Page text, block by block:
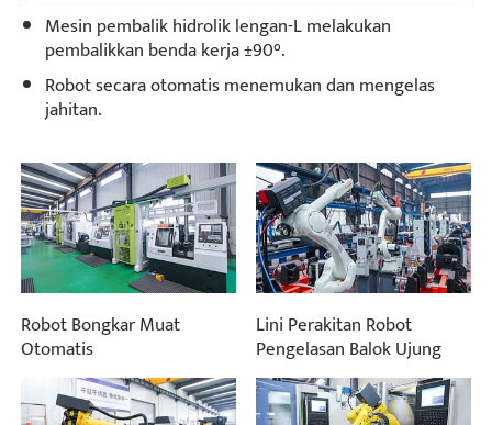
Mesin pembalik hidrolik lengan-L melakukan
pembalikkan benda kerja ±90°.
Robot secara otomatis menemukan dan mengelas
jahitan.
Robot Bongkar Muat
Otomatis
Lini Perakitan Robot
Pengelasan Balok Ujung